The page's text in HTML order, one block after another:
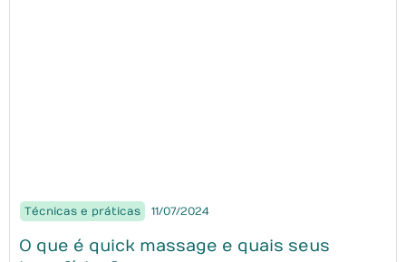
Técnicas e práticas 11/07/2024
O que é quick massage e quais seus